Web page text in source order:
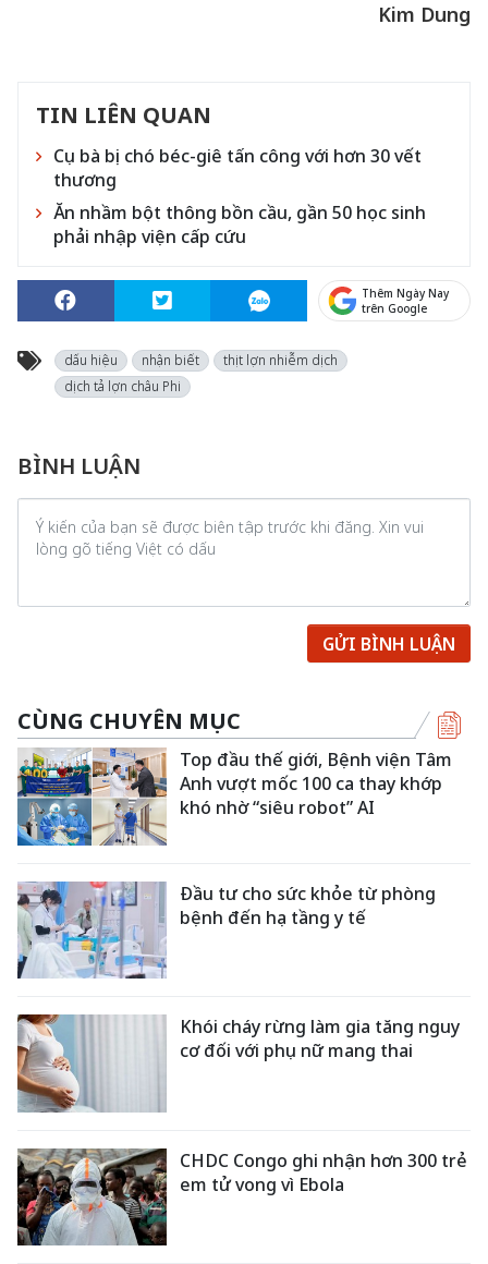
Kim Dung
TIN LIÊN QUAN
Cụ bà bị chó béc-giê tấn công với hơn 30 vết
thương
Ăn nhầm bột thông bồn cầu, gần 50 học sinh
phải nhập viện cấp cứu
Thêm Ngày Nay
trên Google
dấu hiệu nhận biết
thịt lợn nhiễm dịch
dịch tả lợn châu Phi
BÌNH LUẬN
GỬI BÌNH LUẬN
CÙNG CHUYÊN MỤC
Top đầu thế giới, Bệnh viện Tâm
Anh vượt mốc 100 ca thay khớp
khó nhờ “siêu robot” AI
Đầu tư cho sức khỏe từ phòng
bệnh đến hạ tầng y tế
Khói cháy rừng làm gia tăng nguy
cơ đối với phụ nữ mang thai
CHDC Congo ghi nhận hơn 300 trẻ
em tử vong vì Ebola